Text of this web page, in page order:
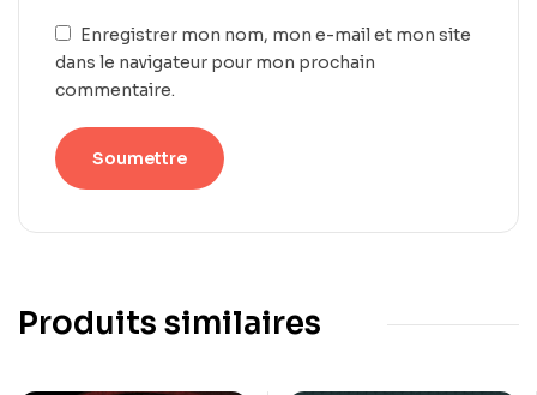
Enregistrer mon nom, mon e-mail et mon site
dans le navigateur pour mon prochain
commentaire.
Produits similaires